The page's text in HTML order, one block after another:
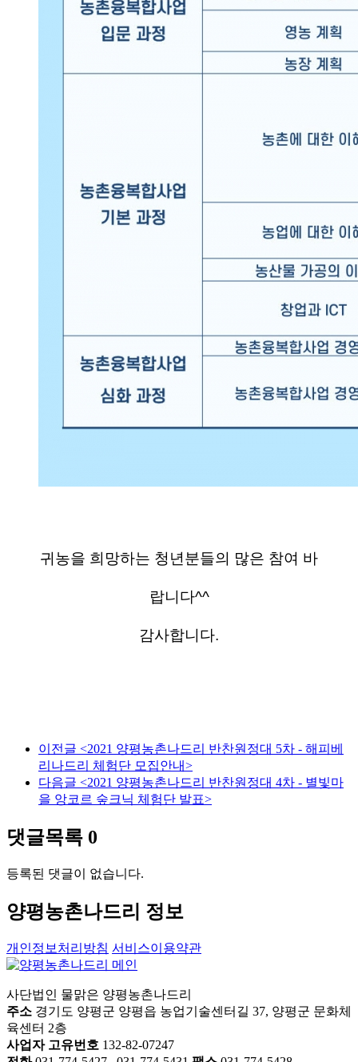
귀농을 희망하는 청년분들의 많은 참여 바
랍니다^^
감사합니다.
이전글 <2021 양평농촌나드리 반찬원정대 5차 - 해피베
리나드리 체험단 모집안내>
다음글 <2021 양평농촌나드리 반찬원정대 4차 - 별빛마
을 앙코르 숲크닉 체험단 발표>
댓글목록 0
등록된 댓글이 없습니다.
양평농촌나드리 정보
개인정보처리방침 서비스이용약관
사단법인 물맑은 양평농촌나드리
주소 경기도 양평군 양평읍 농업기술센터길 37, 양평군 문화체
육센터 2층
사업자 고유번호 132-82-07247